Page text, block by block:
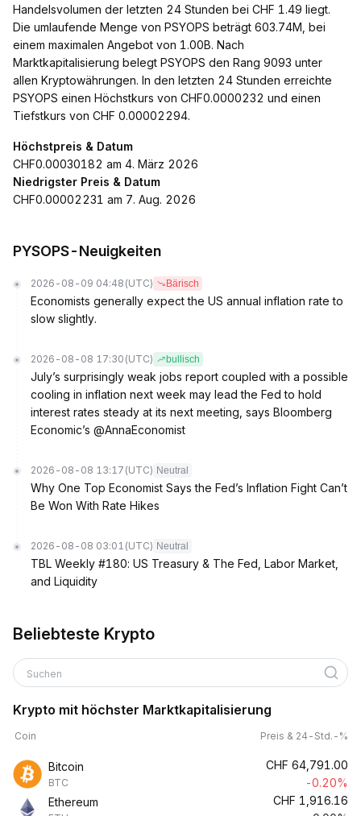
Handelsvolumen der letzten 24 Stunden bei CHF 1.49 liegt.
Die umlaufende Menge von PSYOPS beträgt 603.74M, bei
einem maximalen Angebot von 1.00B. Nach
Marktkapitalisierung belegt PSYOPS den Rang 9093 unter
allen Kryptowährungen. In den letzten 24 Stunden erreichte
PSYOPS einen Höchstkurs von CHF0.0000232 und einen
Tiefstkurs von CHF 0.00002294.
Höchstpreis & Datum
CHF0.00030182 am 4. März 2026
Niedrigster Preis & Datum
CHF0.00002231 am 7. Aug. 2026
PYSOPS-Neuigkeiten
2026-08-09 04:48 (UTC) Bärisch
Economists generally expect the US annual inflation rate to
slow slightly.
2026-08-08 17:30 (UTC) bullisch
July’s surprisingly weak jobs report coupled with a possible
cooling in inflation next week may lead the Fed to hold
interest rates steady at its next meeting, says Bloomberg
Economic’s @AnnaEconomist
2026-08-08 13:17 (UTC) Neutral
Why One Top Economist Says the Fed’s Inflation Fight Can’t
Be Won With Rate Hikes
2026-08-08 03:01 (UTC) Neutral
TBL Weekly #180: US Treasury & The Fed, Labor Market,
and Liquidity
Beliebteste Krypto
Suchen
Krypto mit höchster Marktkapitalisierung
Coin Preis & 24-Std.-%
Bitcoin
BTC
CHF 64,791.00
-0.20%
Ethereum
CHF 1,916.16